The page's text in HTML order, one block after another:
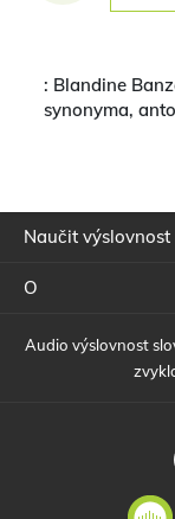
: Blandine
synonyma,
Naučit výslovnost
O
Audio výslovnost